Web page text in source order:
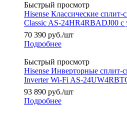
Быстрый просмотр
Hisense Классические
Classic AS-24HR4RBADJ00 с
70 390 руб./шт
Подробнее
Быстрый просмотр
Hisense Инверторные
Inverter Wi-Fi AS-
93 890 руб./шт
Подробнее